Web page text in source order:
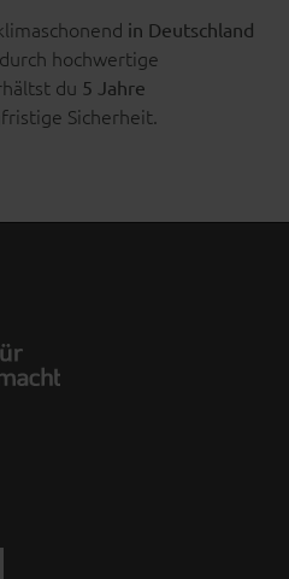
in Deutschland
hochwertige
du 5 Jahre
Sicherheit.